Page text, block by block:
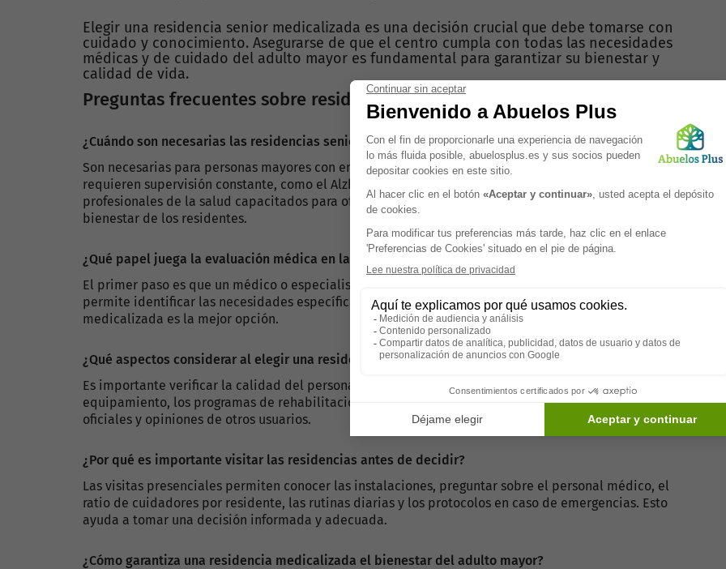
Elegir una residencia senior medicalizada es una decisión crucial que debe tomarse con
cuidado y conocimiento. Asegurarse de que el centro cumpla con todas las necesidades
médicas y de cuidado del adulto mayor es fundamental para garantizar su bienestar y
calidad de vida.
Preguntas frecuentes sobre residencias senior medicalizadas
¿Cuándo son necesarias las residencias senior medicalizadas?
Son necesarias para personas mayores con enfermedades crónicas, discapacidades o condiciones que
requieren supervisión constante, como el Alzheimer o la demencia. Estas residencias cuentan con
profesionales de la salud capacitados para ofrecer tratamientos personalizados y monitorear el
bienestar de los residentes.
¿Qué papel juega la evaluación médica en la decisión?
El primer paso es que un médico o especialista evalúe la condición del adulto mayor. Esta evaluación
permite identificar las necesidades específicas de cuidado y recomendar si una residencia
medicalizada es la mejor opción.
¿Qué aspectos considerar al elegir una residencia medicalizada?
Es importante verificar la calidad del personal médico disponible 24/7, las instalaciones y
equipamiento, los programas de rehabilitación y terapias especializadas, así como las certificaciones
oficiales y opiniones de otros usuarios.
¿Por qué es importante visitar las residencias antes de decidir?
Las visitas presenciales permiten conocer las instalaciones, preguntar sobre el personal médico, el
ratio de cuidadores por residente, las rutinas diarias y los protocolos en caso de emergencias. Esto
ayuda a tomar una decisión informada y adecuada.
¿Cómo garantiza una residencia medicalizada el bienestar del adulto mayor?